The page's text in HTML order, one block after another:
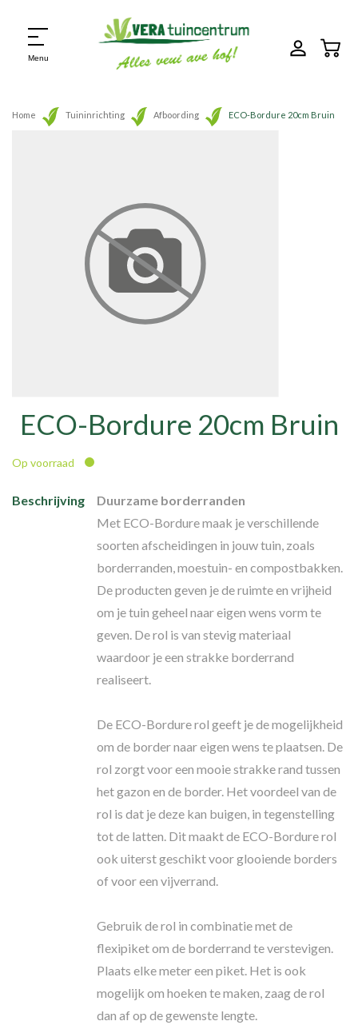
Menu
Home Tuininrichting Afboording ECO-Bordure 20cm Bruin
ECO-Bordure 20cm Bruin
Op voorraad
Beschrijving
Duurzame borderranden
Met ECO-Bordure maak je verschillende
soorten afscheidingen in jouw tuin, zoals
borderranden, moestuin- en compostbakken.
De producten geven je de ruimte en vrijheid
om je tuin geheel naar eigen wens vorm te
geven. De rol is van stevig materiaal
waardoor je een strakke borderrand
realiseert.
De ECO-Bordure rol geeft je de mogelijkheid
om de border naar eigen wens te plaatsen. De
rol zorgt voor een mooie strakke rand tussen
het gazon en de border. Het voordeel van de
rol is dat je deze kan buigen, in tegenstelling
tot de latten. Dit maakt de ECO-Bordure rol
ook uiterst geschikt voor glooiende borders
of voor een vijverrand.
Gebruik de rol in combinatie met de
flexipiket om de borderrand te verstevigen.
Plaats elke meter een piket. Het is ook
mogelijk om hoeken te maken, zaag de rol
dan af op de gewenste lengte.